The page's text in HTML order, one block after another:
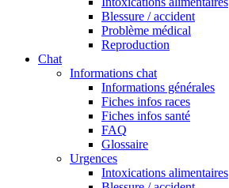
Blessure / accident
Problème médical
Reproduction
Chat
Informations chat
Informations générales
Fiches infos races
Fiches infos santé
FAQ
Glossaire
Urgences
Intoxications alimentaires